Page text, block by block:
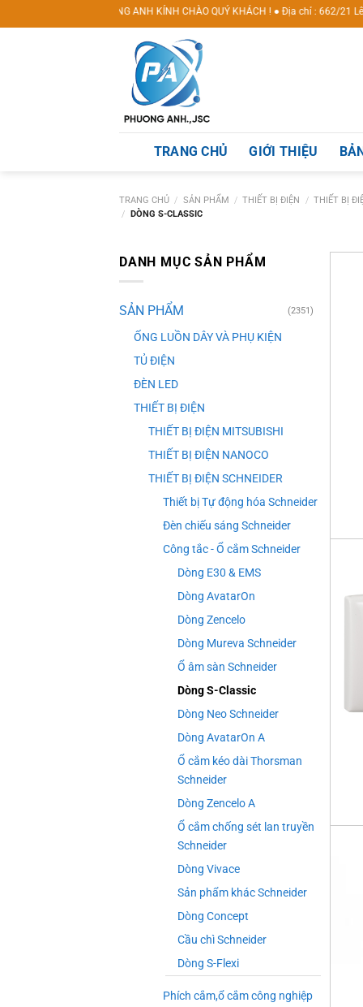
to
DVKT PHƯƠNG ANH KÍNH CHÀO QUÝ KHÁCH ! ● Địa chỉ : 662/21 Lê Văn
TRANG CHỦ GIỚI THIỆU
TRANG CHỦ / SẢN PHẨM / THIẾT BỊ ĐIỆN / THIẾT BỊ
/
DÒNG S-CLASSIC
DANH MỤC SẢN PHẨM
SẢN PHẨM (2351)
ỐNG LUỒN DÂY VÀ PHỤ KIỆN
TỦ ĐIỆN
ĐÈN LED
THIẾT BỊ ĐIỆN
THIẾT BỊ ĐIỆN MITSUBISHI
THIẾT BỊ ĐIỆN NANOCO
THIẾT BỊ ĐIỆN SCHNEIDER
Thiết bị Tự động hóa Schneider
Đèn chiếu sáng Schneider
Công tắc - Ổ cắm Schneider
Dòng E30 & EMS
Dòng AvatarOn
Dòng Zencelo
Dòng Mureva Schneider
Ổ âm sàn Schneider
Dòng S-Classic
Dòng Neo Schneider
Dòng AvatarOn A
Ổ cắm kéo dài Thorsman
Schneider
Dòng Zencelo A
Ổ cắm chống sét lan truyền
Schneider
Dòng Vivace
Sản phẩm khác Schneider
Dòng Concept
Cầu chì Schneider
Dòng S-Flexi
Phích cắm,ổ cắm công nghiệp